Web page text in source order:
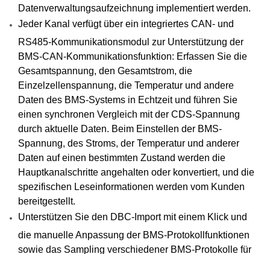
Datenverwaltungsaufzeichnung implementiert werden.
Jeder Kanal verfügt über ein integriertes CAN- und
RS485-Kommunikationsmodul zur Unterstützung der
BMS-CAN-Kommunikationsfunktion: Erfassen Sie die
Gesamtspannung, den Gesamtstrom, die
Einzelzellenspannung, die Temperatur und andere
Daten des BMS-Systems in Echtzeit und führen Sie
einen synchronen Vergleich mit der CDS-Spannung
durch aktuelle Daten. Beim Einstellen der BMS-
Spannung, des Stroms, der Temperatur und anderer
Daten auf einen bestimmten Zustand werden die
Hauptkanalschritte angehalten oder konvertiert, und die
spezifischen Leseinformationen werden vom Kunden
bereitgestellt.
Unterstützen Sie den DBC-Import mit einem Klick und
die manuelle Anpassung der BMS-Protokollfunktionen
sowie das Sampling verschiedener BMS-Protokolle für